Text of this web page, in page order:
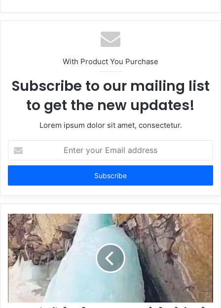
With Product You Purchase
Subscribe to our mailing list
to get the new updates!
Lorem ipsum dolor sit amet, consectetur.
your
Email